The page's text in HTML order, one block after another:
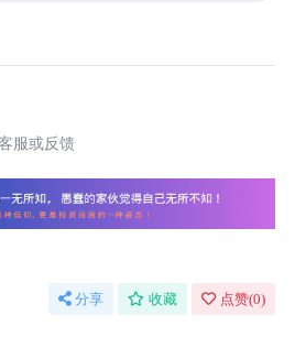
服或反馈
分享 收藏 点赞(0)